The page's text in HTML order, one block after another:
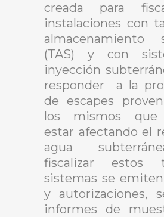
creada para
instalaciones con
almacenamiento
(TAS) y con
inyección
responder a la
de escapes
los mismos que
estar afectando el
agua
fiscalizar estos
sistemas se
y autorizaciones,
informes de